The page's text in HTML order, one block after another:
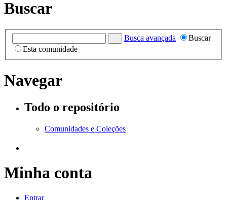
Buscar
Busca avançada
Buscar
Esta comunidade
Navegar
Todo o repositório
Comunidades e Coleções
Minha conta
Entrar